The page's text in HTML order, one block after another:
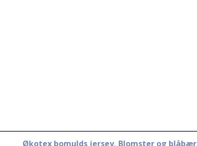
Økotex bomulds jersey, Blomster og blåbær